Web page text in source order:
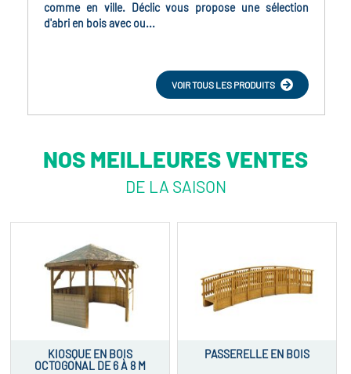
comme en ville. Déclic vous propose une sélection
d'abri en bois avec ou...
VOIR TOUS LES PRODUITS
NOS MEILLEURES VENTES
DE LA SAISON
KIOSQUE EN BOIS
OCTOGONAL DE 6 À 8 M
PASSERELLE EN BOIS